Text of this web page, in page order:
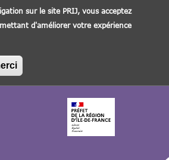
sur le site PRIJ, vous acceptez
d'améliorer votre expérience